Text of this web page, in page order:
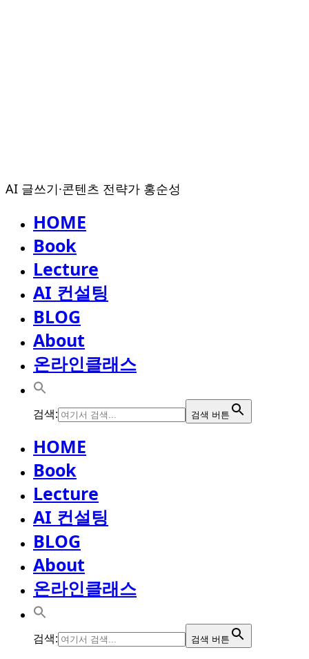
AI 글쓰기·콘텐츠 전략가 홍순성
HOME
Book
Lecture
AI 컨설팅
BLOG
About
온라인클래스
검색: 검색 버튼
HOME
Book
Lecture
AI 컨설팅
BLOG
About
온라인클래스
검색: 검색 버튼